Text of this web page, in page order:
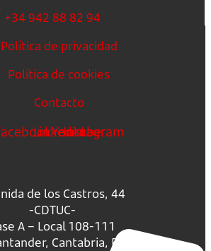
+34 942 88 82 94
Política de privacidad
Política de cookies
Contacto
Linkedin
Youtube
Instagram
de los Castros, 44
-CDTUC-
A – Local 108-111
Cantabria, España.